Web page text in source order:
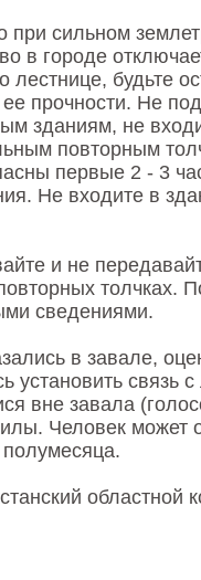
при сильном
в городе
лестнице, будьте
прочности. Не
зданиям, не
повторным
первые 2 - 3
Не входите в
и не
толчках.
сведениями.
в завале,
установить связь
вне завала
Человек может
областной